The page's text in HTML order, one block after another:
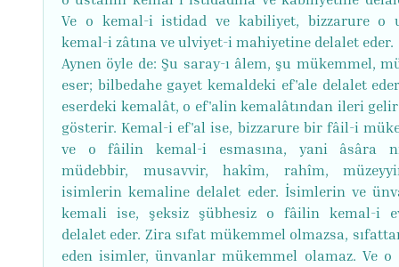
Ve o kemal-i istidad ve kabiliyet, bizzarure o
kemal-i zâtına ve ulviyet-i mahiyetine delalet eder.
Aynen öyle de: Şu saray-ı âlem, şu mükemmel,
eser; bilbedahe gayet kemaldeki ef'ale delalet
eserdeki kemalât, o ef'alin kemalâtından ileri
gösterir. Kemal-i ef'al ise, bizzarure bir fâil-i
ve o fâilin kemal-i esmasına, yani âsâra
müdebbir, musavvir, hakîm, rahîm,
isimlerin kemaline delalet eder. İsimlerin ve
kemali ise, şeksiz şübhesiz o fâilin kemal-i
delalet eder. Zira sıfat mükemmel olmazsa,
eden isimler, ünvanlar mükemmel olamaz. Ve o